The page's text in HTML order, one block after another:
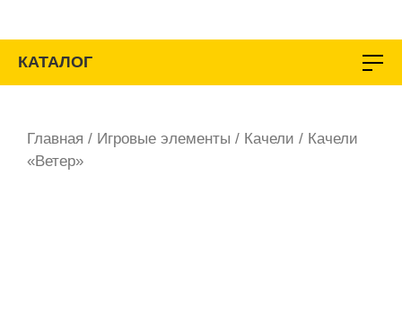
содержимому
КАТАЛОГ
Главная / Игровые элементы / Качели / Качели
«Ветер»